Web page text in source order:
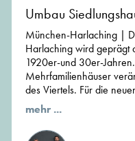
Umbau
München-Harlaching |
Harlaching wird geprägt
1920er-und 30er-
Mehrfamilienhäuser
des Viertels. Für die
mehr ...